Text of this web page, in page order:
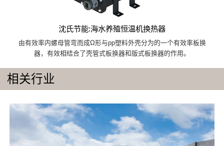
沈氏节能:海水养殖恒温机换热器
由有效率内螺母管弯而成Ω形与pp塑料外壳分为的一个有效率板换
器，有效相结合了壳管式板换器和版式板换器的作用。
相关行业